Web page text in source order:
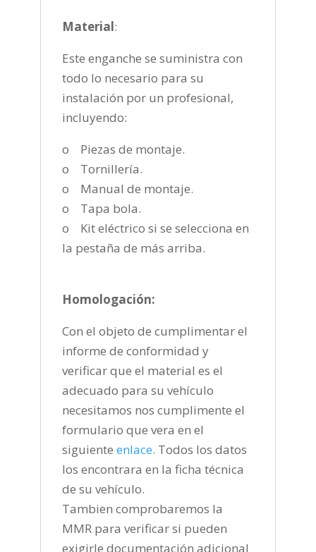
Material:
Este enganche se suministra con
todo lo necesario para su
instalación por un profesional,
incluyendo:
o Piezas de montaje.
o Tornillería.
o Manual de montaje.
o Tapa bola.
o Kit eléctrico si se selecciona en
la pestaña de más arriba.
Homologación:
Con el objeto de cumplimentar el
informe de conformidad y
verificar que el material es el
adecuado para su vehículo
necesitamos nos cumplimente el
formulario que vera en el
siguiente enlace. Todos los datos
los encontrara en la ficha técnica
de su vehículo.
Tambien comprobaremos la
MMR para verificar si pueden
exigirle documentación adicional